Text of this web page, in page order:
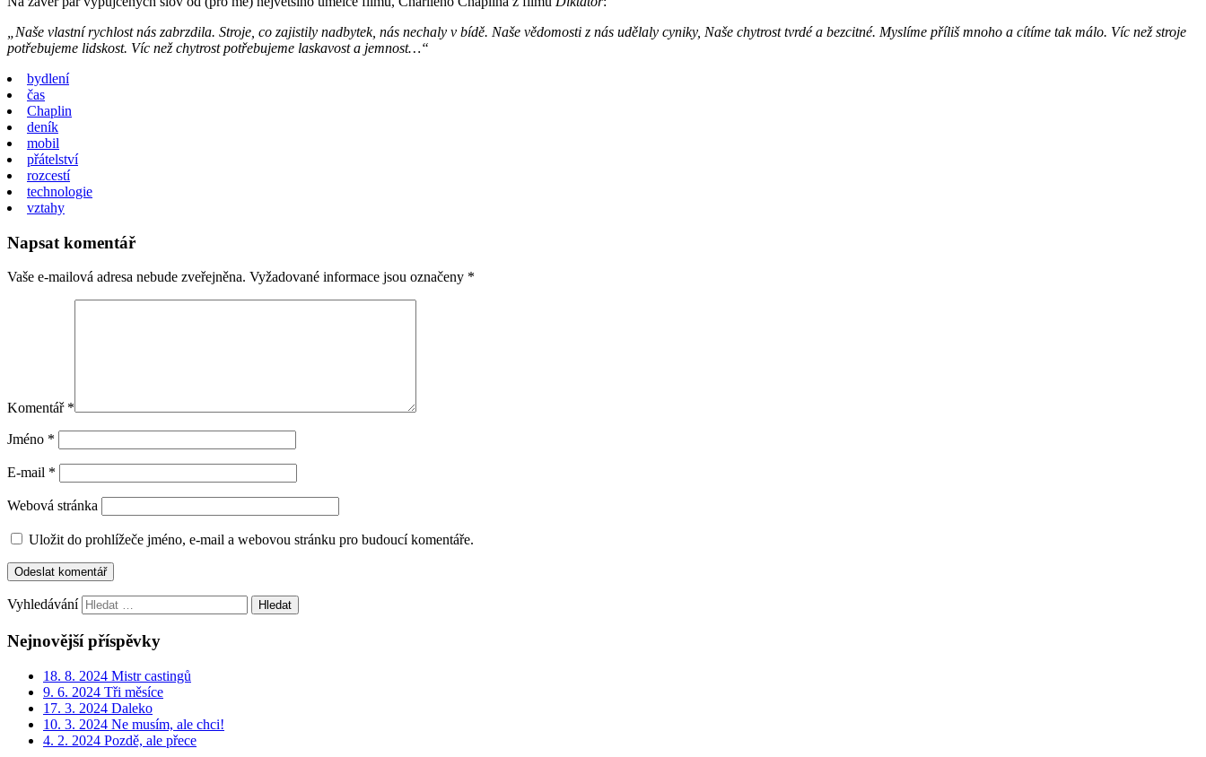
„Naše vlastní rychlost nás zabrzdila. Stroje, co zajistily nadbytek, nás nechaly v bídě. Naše vědomosti z nás udělaly cyniky, Naše chytrost tvrdé a bezcitné. Myslíme příliš mnoho a cítíme tak málo. Víc než stroje
potřebujeme lidskost. Víc než chytrost potřebujeme laskavost a jemnost…“
bydlení
čas
Chaplin
deník
mobil
přátelství
rozcestí
technologie
vztahy
Napsat komentář
Vaše e-mailová adresa nebude zveřejněna. Vyžadované informace jsou označeny *
Komentář *
Jméno *
E-mail *
Webová stránka
Uložit do prohlížeče jméno, e-mail a webovou stránku pro budoucí komentáře.
Vyhledávání
Nejnovější příspěvky
18. 8. 2024 Mistr castingů
9. 6. 2024 Tři měsíce
17. 3. 2024 Daleko
10. 3. 2024 Ne musím, ale chci!
4. 2. 2024 Pozdě, ale přece